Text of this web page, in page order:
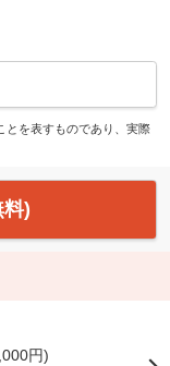
を表すものであり、実際
)
円)